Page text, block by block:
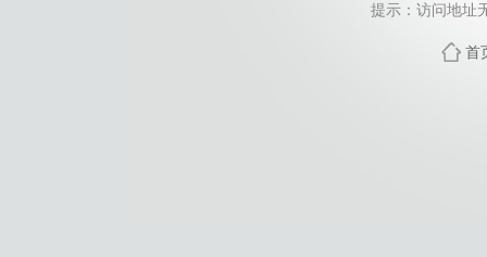
提示：访问地址
首